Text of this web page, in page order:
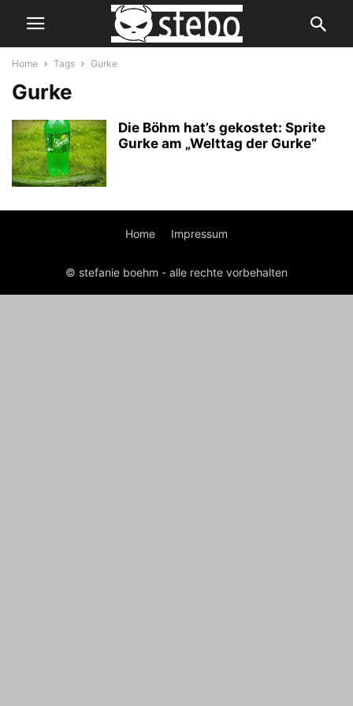
Home Tags Gurke
Gurke
Die Böhm hat’s gekostet: Sprite
Gurke am „Welttag der Gurke“
Home Impressum
© stefanie boehm - alle rechte vorbehalten